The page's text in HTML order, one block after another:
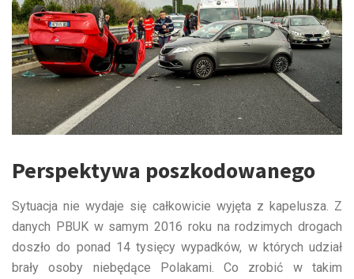
Perspektywa poszkodowanego
Sytuacja nie wydaje się całkowicie wyjęta z kapelusza. Z
danych PBUK w samym 2016 roku na rodzimych drogach
doszło do ponad 14 tysięcy wypadków, w których udział
brały osoby niebędące Polakami. Co zrobić w takim